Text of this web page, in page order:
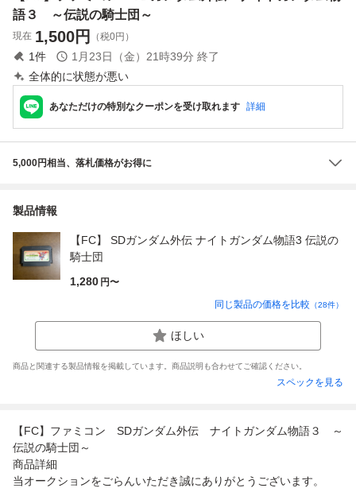
語３ ～伝説の騎士団～
現在 1,500円 （税0円）
1件 1月23日（金）21時39分 終了
全体的に状態が悪い
あなただけの特別なクーポンを受け取れます 詳細
5,000円相当、落札価格がお得に
製品情報
【FC】 SDガンダム外伝 ナイトガンダム物語3 伝説の
騎士団
1,280 円〜
同じ製品の価格を比較 （28件）
ほしい
商品と関連する製品情報を掲載しています。商品説明も合わせてご確認ください。
スペックを見る
【FC】ファミコン SDガンダム外伝 ナイトガンダム物語３ ～
伝説の騎士団～
商品詳細
当オークションをごらんいただき誠にありがとうございます。